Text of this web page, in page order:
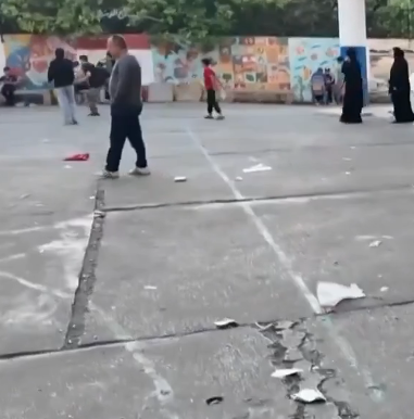
الحرب.